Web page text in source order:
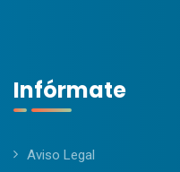
Infórmate
Aviso Legal